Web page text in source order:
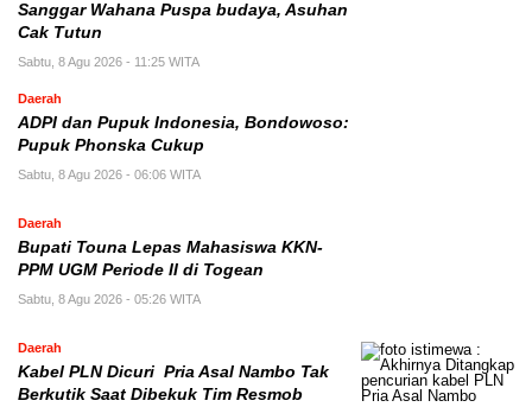
Sanggar Wahana Puspa budaya, Asuhan
Cak Tutun
Sabtu, 8 Agu 2026 - 11:25 WITA
Daerah
ADPI dan Pupuk Indonesia, Bondowoso:
Pupuk Phonska Cukup
Sabtu, 8 Agu 2026 - 06:06 WITA
Daerah
Bupati Touna Lepas Mahasiswa KKN-
PPM UGM Periode II di Togean
Sabtu, 8 Agu 2026 - 05:26 WITA
Daerah
Kabel PLN Dicuri Pria Asal Nambo Tak
Berkutik Saat Dibekuk Tim Resmob